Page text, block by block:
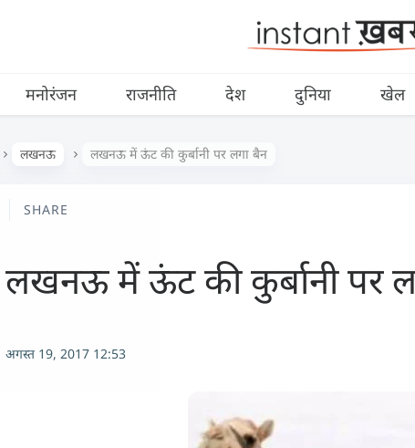
मनोरंजन राजनीति देश दुनिया खेल
लखनऊ लखनऊ में ऊंट की कुर्बानी पर लगा बैन
SHARE
लखनऊ में ऊंट की कुर्बानी पर
अगस्त 19, 2017 12:53